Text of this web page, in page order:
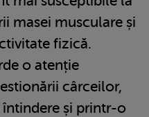
masei musculare și
fizică.
o atenție
cârceilor,
și printr-o